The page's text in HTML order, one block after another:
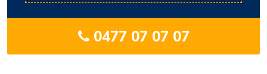
0477 07 07 07